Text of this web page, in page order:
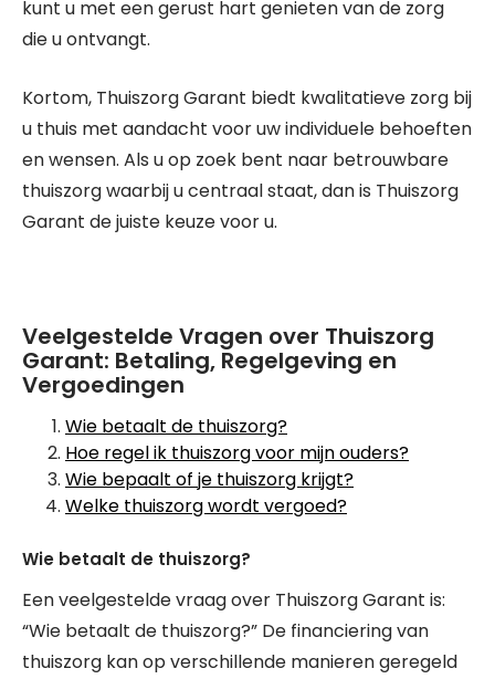
kunt u met een gerust hart genieten van de zorg
die u ontvangt.
Kortom, Thuiszorg Garant biedt kwalitatieve zorg bij
u thuis met aandacht voor uw individuele behoeften
en wensen. Als u op zoek bent naar betrouwbare
thuiszorg waarbij u centraal staat, dan is Thuiszorg
Garant de juiste keuze voor u.
Veelgestelde Vragen over Thuiszorg
Garant: Betaling, Regelgeving en
Vergoedingen
Wie betaalt de thuiszorg?
Hoe regel ik thuiszorg voor mijn ouders?
Wie bepaalt of je thuiszorg krijgt?
Welke thuiszorg wordt vergoed?
Wie betaalt de thuiszorg?
Een veelgestelde vraag over Thuiszorg Garant is:
“Wie betaalt de thuiszorg?” De financiering van
thuiszorg kan op verschillende manieren geregeld